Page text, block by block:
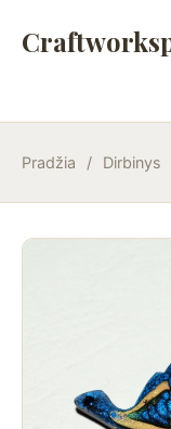
Pradžia / Dirbinys